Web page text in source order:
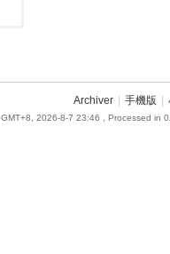
Archiver 手機版
GMT+8, 2026-8-7 23:46 , Processed in